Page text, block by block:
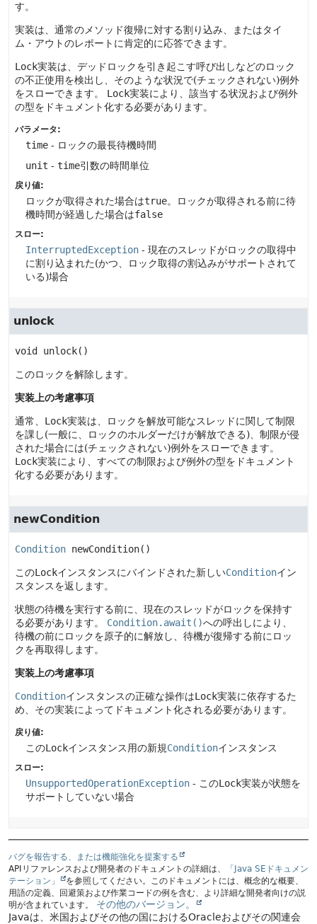
す。
実装は、通常のメソッド復帰に対する割り込み、またはタイ
ム・アウトのレポートに肯定的に応答できます。
Lock実装は、デッドロックを引き起こす呼び出しなどのロック
の不正使用を検出し、そのような状況で(チェックされない)例外
をスローできます。
Lock実装により、該当する状況および例外
の型をドキュメント化する必要があります。
パラメータ:
time - ロックの最長待機時間
unit - time引数の時間単位
戻り値:
ロックが取得された場合はtrue。ロックが取得される前に待
機時間が経過した場合はfalse
スロー:
InterruptedException - 現在のスレッドがロックの取得中
に割り込まれた(かつ、ロック取得の割込みがサポートされて
いる)場合
unlock
void unlock()
このロックを解除します。
実装上の考慮事項
通常、 Lock実装は、ロックを解放可能なスレッドに関して制限
を課し(一般に、ロックのホルダーだけが解放できる)、制限が侵
された場合には(チェックされない)例外をスローできます。
Lock実装により、すべての制限および例外の型をドキュメント
化する必要があります。
newCondition
Condition newCondition()
このLockインスタンスにバインドされた新しいConditionイン
スタンスを返します。
状態の待機を実行する前に、現在のスレッドがロックを保持す
る必要があります。
Condition.await()への呼出しにより、
待機の前にロックを原子的に解放し、待機が復帰する前にロッ
クを再取得します。
実装上の考慮事項
Conditionインスタンスの正確な操作はLock実装に依存するた
め、その実装によってドキュメント化される必要があります。
戻り値:
このLockインスタンス用の新規Conditionインスタンス
スロー:
UnsupportedOperationException - このLock実装が状態を
サポートしていない場合
バグを報告する、または機能強化を提案する
APIリファレンスおよび開発者のドキュメントの詳細は、
「Java SEドキュメン
テーション」
を参照してください。このドキュメントには、概念的な概要、
用語の定義、回避策および作業コードの例を含む、より詳細な開発者向けの説
明が含まれています。
その他のバージョン。
Javaは、米国およびその他の国におけるOracleおよびその関連会